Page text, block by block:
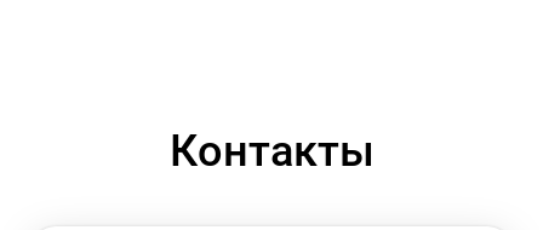
Контакты